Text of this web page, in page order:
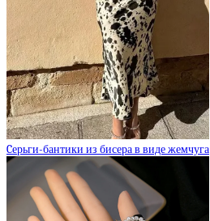
Cерьги-бантики из бисера в виде жемчуга